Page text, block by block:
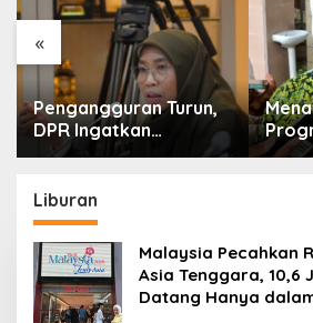
«
Pengangguran Turun,
DPR Ingatkan
Pentingnya
Pekerjaan yang Layak
Liburan
Malaysia Pecahkan
Asia Tenggara, 10,6
Datang Hanya